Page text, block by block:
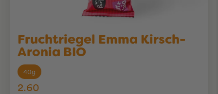
Fruchtriegel Emma Kirsch-
Aronia BIO
40g
2.60